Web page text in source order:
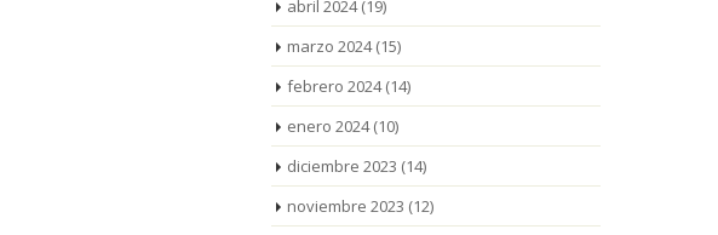
abril 2024(19)
marzo 2024(15)
febrero 2024(14)
enero 2024(10)
diciembre 2023 (14)
noviembre 2023 (12)